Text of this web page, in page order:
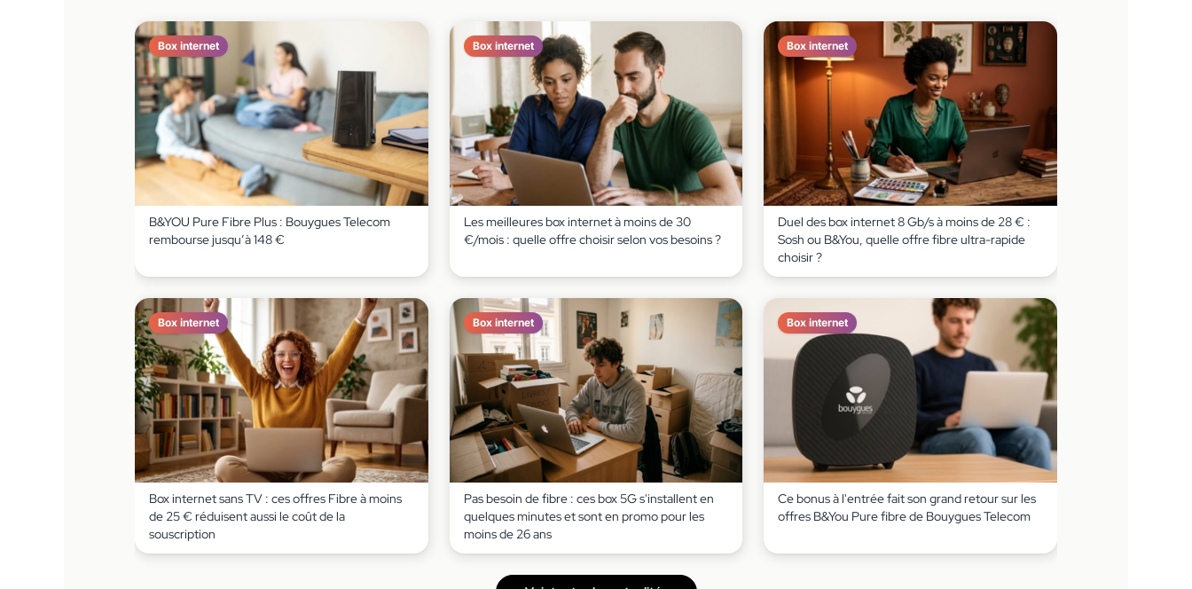
Box internet
B&YOU Pure Fibre Plus : Bouygues Telecom
rembourse jusqu’à 148 €
Box internet
Les meilleures box internet à moins de 30
€/mois : quelle offre choisir selon vos besoins ?
Box internet
Duel des box internet 8 Gb/s à moins de 28 € :
Sosh ou B&You, quelle offre fibre ultra-rapide
choisir ?
Box internet
Box internet sans TV : ces offres Fibre à moins
de 25 € réduisent aussi le coût de la
souscription
Box internet
Pas besoin de fibre : ces box 5G s'installent en
quelques minutes et sont en promo pour les
moins de 26 ans
Box internet
Ce bonus à l'entrée fait son grand retour sur les
offres B&You Pure fibre de Bouygues Telecom